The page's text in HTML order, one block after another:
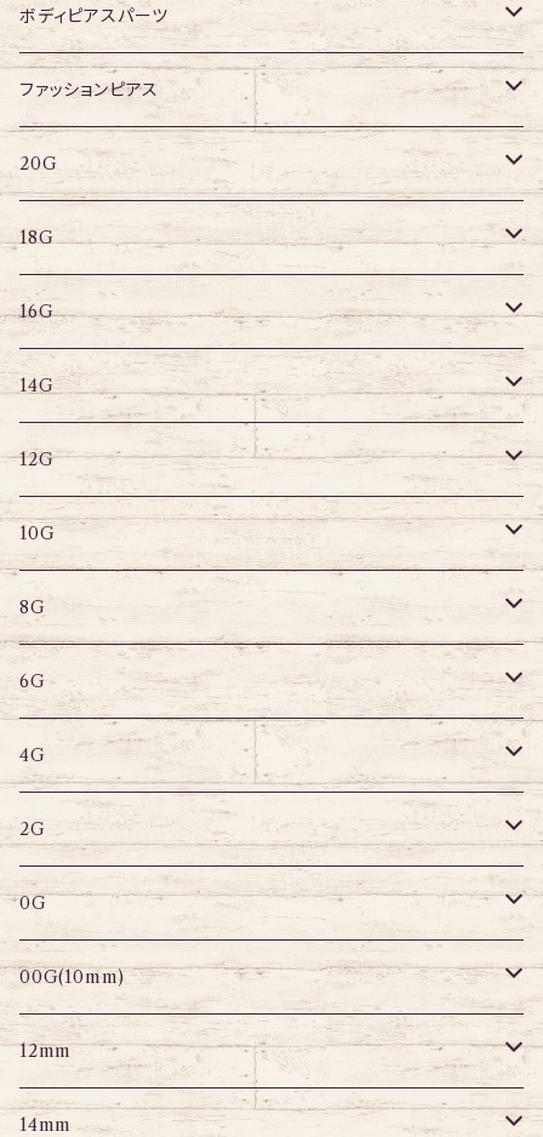
ジュエル有り
316Lサージカルステンレス
アクリル
その他
ボディピアスパーツ
ネジタイプ
20G
18G
16G
14G
8G
6G
はめ込みタイプ
ファッションピアス
ポストピアス
リングピアス
その他
20G
キャプティブリング
ラブレット
18G
キャプティブリング
ストレートバーベル
デザインバーベル
ラブレット
バナナバーベル
鼻ピアス
16G
キャプティブリング
ストレートバーベル
デザインバーベル
ラブレット
バナナバーベル
へそピアス
サーキュラー
スパイラル
変形ピアス
セグメントリング
ニップルピアス
スクランパー
14G
キャプティブリング
ストレートバーベル
デザインバーベル
ラブレット
バナナバーベル
へそピアス
サーキュラー
スパイラル
セグメント
変形ピアス
ニップルピアス
12G
キャプティブリング
ストレートバーベル
ラブレット
バナナバーベル
セグメントリング
サーキュラーバーベル
パーツ
10G
キャプティブリング
ストレートバーベル
ラブレット
バナナバーベル
セグメントリング
プラグ
パーツ
8G
キャプティブリング
ストレートバーベル
ラブレット
セグメントリング
プラグ
トンネル
アイレット
6G
キャプティブリング
ストレートバーベル
トンネル
プラグ
アイレット
エキスパンダー
4G
キャプティブリング
ストレートバーベル
サーキュラー
トンネル
プラグ
2G
トンネル
プラグ
アイレット
エキスパンダー
0G
トンネル
プラグ
アイレット
00G(10mm)
トンネル
プラグ
12mm
トンネル
14mm